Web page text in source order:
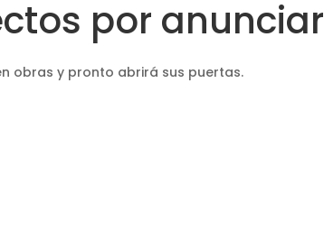
por anunciar
obras y pronto abrirá sus puertas.